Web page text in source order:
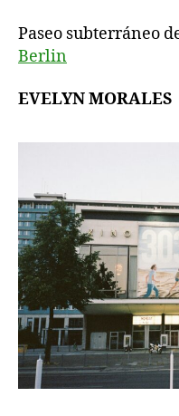
Paseo subterráneo
Berlin
EVELYN